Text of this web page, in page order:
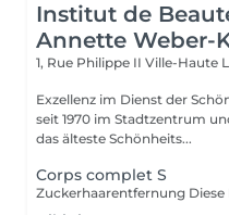
Institut de
Annette Weber-
1, Rue Philippe II Ville-Haute
Exzellenz im Dienst der Schönheit! Das Institut
seit 1970 im Stadtzentrum
das älteste Schönheits...
Corps complet S